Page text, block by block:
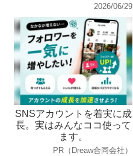
2026/06/29
SNSアカウントを着実に成
長。実はみんなココ使って
ます。
PR（Dreaw合同会社）